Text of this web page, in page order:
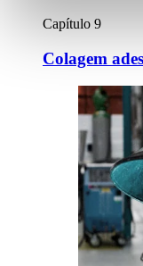
Capítulo 9
Colagem